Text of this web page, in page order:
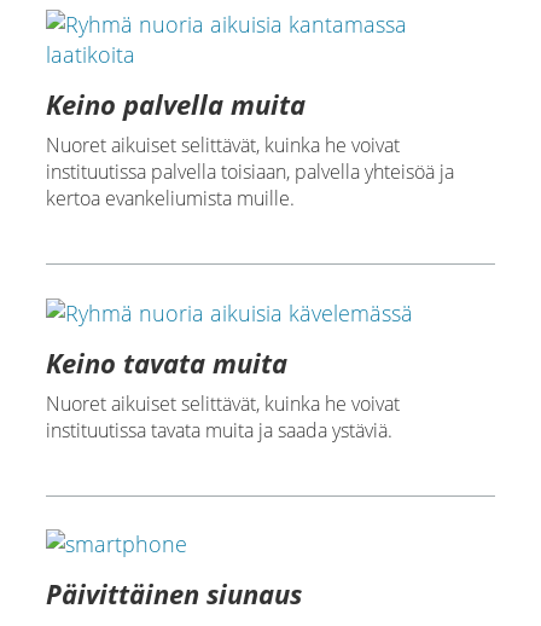
Keino palvella muita
Nuoret aikuiset selittävät, kuinka he voivat
instituutissa palvella toisiaan, palvella yhteisöä ja
kertoa evankeliumista muille.
Keino tavata muita
Nuoret aikuiset selittävät, kuinka he voivat
instituutissa tavata muita ja saada ystäviä.
Päivittäinen siunaus